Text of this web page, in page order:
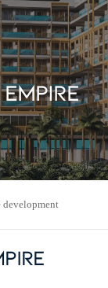
Empire
development